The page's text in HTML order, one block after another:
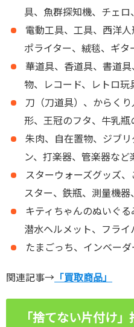
具、魚群探知機、チェロ
電動工具、工具、西洋
ポライター、絨毯、ギ
華道具、香道具、書道
物、レコード、レトロ玩
刀（刀道具）、からく
形、王冠のフタ、牛乳瓶
朱肉、自在置物、ジブ
ン、打楽器、管楽器など
スターウォーズグッズ
スター、鉄瓶、測量機
キティちゃんのぬいぐる
潜水ヘルメット、フラ
たまごっち、インベー
関連記事→ 「買取商品」
「捨てない片付け